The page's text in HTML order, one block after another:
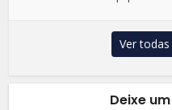
Ver
Deixe